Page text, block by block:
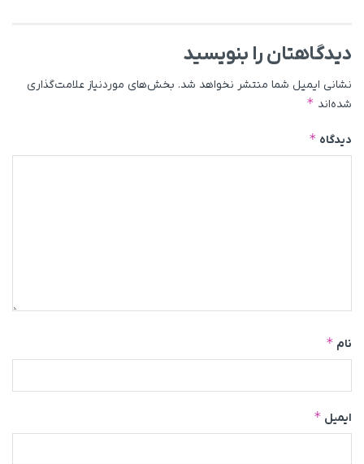
دیدگاهتان را بنویسید
نشانی ایمیل شما منتشر نخواهد شد. بخش‌های موردنیاز علامت‌گذاری
شده‌اند *
دیدگاه *
نام *
ایمیل *